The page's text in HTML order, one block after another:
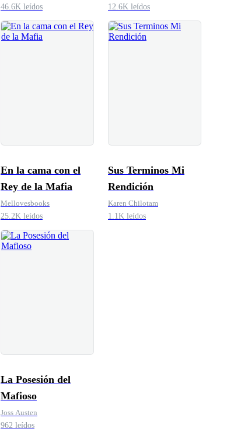
46.6K leídos
12.6K leídos
En la cama con el
Rey de la Mafia
Mellovesbooks
25.2K leídos
Sus Terminos Mi
Rendición
Karen Chilotam
1.1K leídos
La Posesión del
Mafioso
Joss Austen
962 leídos